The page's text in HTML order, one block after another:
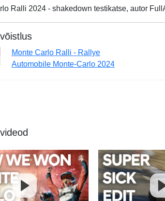
Ralli 2024 - shakedown testikatse, autor
Monte Carlo Ralli - Rallye
Automobile Monte-Carlo 2024